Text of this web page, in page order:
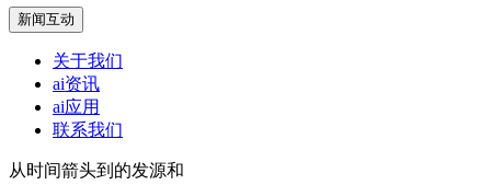
新闻互动
关于我们
ai资讯
ai应用
联系我们
从时间箭头到的发源和